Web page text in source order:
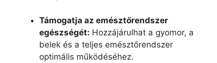
Támogatja az emésztőrendszer
egészségét: Hozzájárulhat a gyomor, a
belek és a teljes emésztőrendszer
optimális működéséhez.